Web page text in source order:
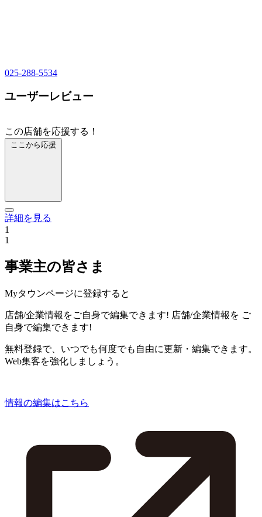
025-288-5534
ユーザーレビュー
この店舗を応援する！
ここから応援
詳細を見る
1
1
事業主の皆さま
Myタウンページに登録すると
店舗/企業情報をご自身で編集できます! 店舗/企業情報を ご
自身で編集できます!
無料登録で、いつでも何度でも自由に更新・編集できます。
Web集客を強化しましょう。
情報の編集はこちら